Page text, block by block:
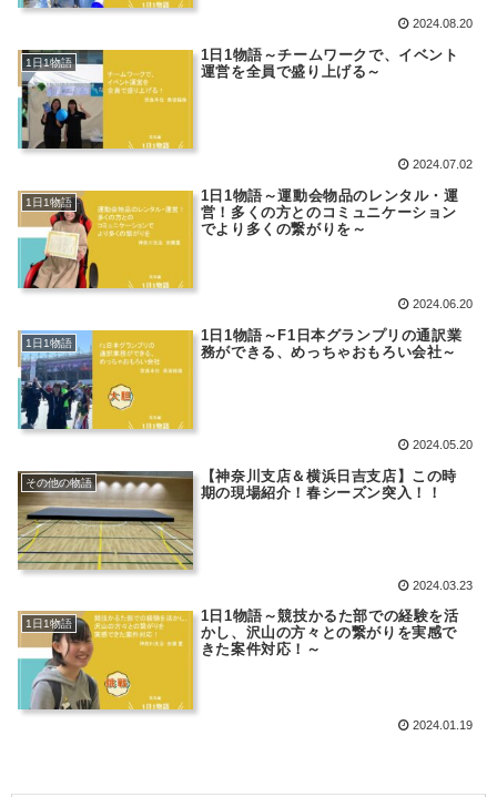
2024.08.20
1日1物語
1日1物語～チームワークで、イベント
運営を全員で盛り上げる～
2024.07.02
1日1物語
1日1物語～運動会物品のレンタル・運
営！多くの方とのコミュニケーション
でより多くの繋がりを～
2024.06.20
1日1物語
1日1物語～F1日本グランプリの通訳業
務ができる、めっちゃおもろい会社～
2024.05.20
その他の物語
【神奈川支店＆横浜日吉支店】この時
期の現場紹介！春シーズン突入！！
2024.03.23
1日1物語
1日1物語～競技かるた部での経験を活
かし、沢山の方々との繋がりを実感で
きた案件対応！～
2024.01.19